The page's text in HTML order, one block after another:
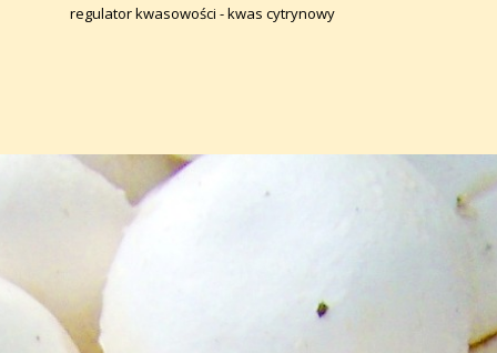
regulator kwasowości - kwas cytrynowy